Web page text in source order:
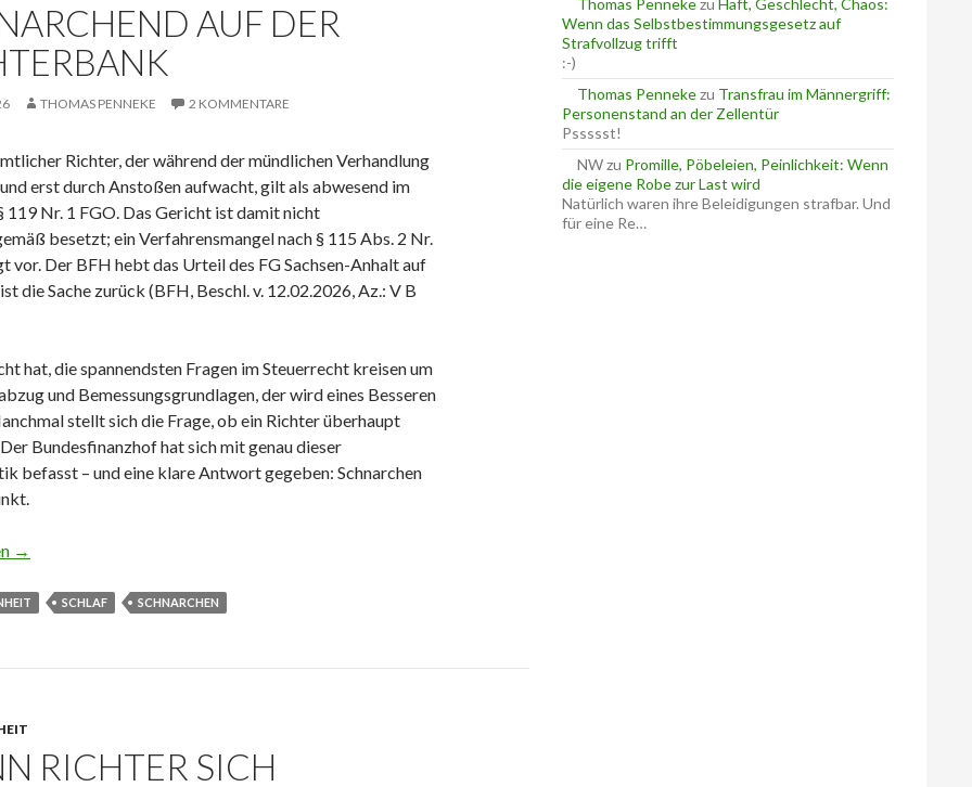
AUF DER
THOMAS PENNEKE 2 KOMMENTARE
Richter, der während der mündlichen Verhandlung
erst durch Anstoßen aufwacht, gilt als abwesend im
119 Nr. 1 FGO. Das Gericht ist damit nicht
besetzt; ein Verfahrensmangel nach § 115 Abs. 2 Nr.
vor. Der BFH hebt das Urteil des FG Sachsen-Anhalt auf
die Sache zurück (BFH, Beschl. v. 12.02.2026, Az.: V B
hat, die spannendsten Fragen im Steuerrecht kreisen um
und Bemessungsgrundlagen, der wird eines Besseren
stellt sich die Frage, ob ein Richter überhaupt
Bundesfinanzhof hat sich mit genau dieser
befasst – und eine klare Antwort gegeben: Schnarchen
auf der Richterbank
→
SCHLAF SCHNARCHEN
RICHTER SICH
Thomas Pennekezu Haft, Geschlecht, Chaos:
Wenn das Selbstbestimmungsgesetz auf
Strafvollzug trifft
:-)
Thomas Pennekezu Transfrau im Männergriff:
Personenstand an der Zellentür
Pssssst!
NWzu Promille, Pöbeleien, Peinlichkeit: Wenn
die eigene Robe zur Last wird
Natürlich waren ihre Beleidigungen strafbar. Und
für eine Re…